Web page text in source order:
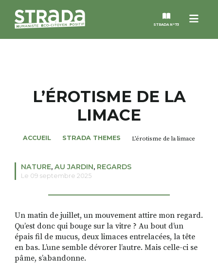
Menu
STRADA N°73
MAGAZINES
ALTER STRADA
RECHERCHER
L’ÉROTISME DE LA
LIMACE
ACCUEIL STRADA THEMES L’érotisme de la limace
NATURE, AU JARDIN, REGARDS
Le 09 septembre 2025
Un matin de juillet, un mouvement attire mon regard.
Qu’est donc qui bouge sur la vitre ? Au bout d’un
épais fil de mucus, deux limaces entrelacées, la tête
en bas. L’une semble dévorer l’autre. Mais celle-ci se
pâme, s’abandonne.